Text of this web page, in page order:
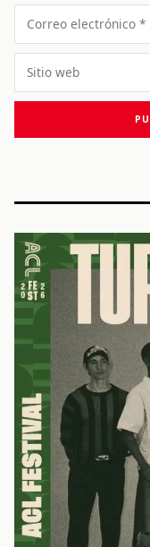
Correo
electrónico
Sitio
web